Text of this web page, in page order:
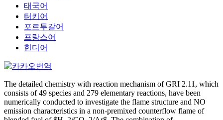
태국어
터키어
포르투갈어
프랑스어
힌디어
The detailed chemistry with reaction mechanism of GRI 2.11, which
consists of 49 species and 279 elementary reactions, have been
numerically conducted to investigate the flame structure and NO
emission characteristics in a non-premixed counterflow flame of